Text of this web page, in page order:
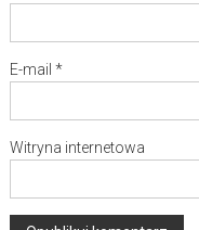
E-mail *
Witryna internetowa